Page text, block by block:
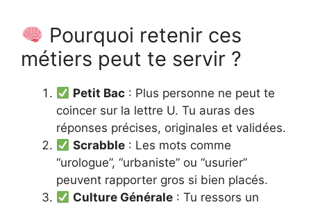
Pourquoi retenir ces
métiers peut te servir ?
Petit Bac : Plus personne ne peut te
coincer sur la lettre U. Tu auras des
réponses précises, originales et validées.
Scrabble : Les mots comme
“urologue”, “urbaniste” ou “usurier”
peuvent rapporter gros si bien placés.
Culture Générale : Tu ressors un